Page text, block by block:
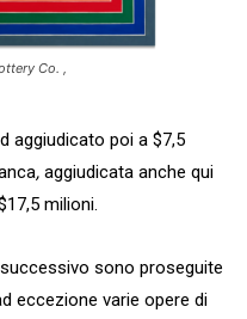
Co. ,
aggiudicato poi a $7,5
, aggiudicata anche qui
milioni.
sono proseguite
eccezione varie opere di